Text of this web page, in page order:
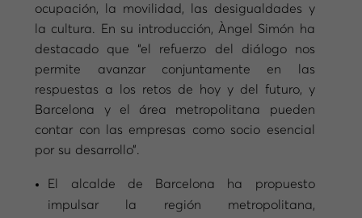
ocupación, la movilidad, las desigualdades y
la cultura. En su introducción, Àngel Simón ha
destacado que “el refuerzo del diálogo nos
permite avanzar conjuntamente en las
respuestas a los retos de hoy y del futuro, y
Barcelona y el área metropolitana pueden
contar con las empresas como socio esencial
por su desarrollo”.
El alcalde de Barcelona ha propuesto
impulsar la región metropolitana,